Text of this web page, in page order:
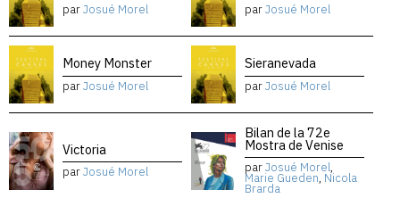
parJosué Morel parJosué Morel
Money Monster
parJosué Morel
Sieranevada
parJosué Morel
Victoria
parJosué Morel
Bilan de la 72e
Mostra de Venise
parJosué Morel,
Marie Gueden, Nicola
Brarda